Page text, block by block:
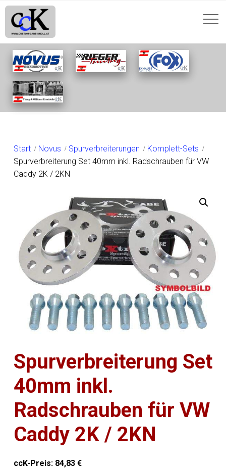
SHOP
Start Novus Spurverbreiterungen
Komplett-Sets
Spurverbreiterung Set 40mm inkl. Radschrauben für VW
Caddy 2K / 2KN
Spurverbreiterung Set
40mm inkl.
Radschrauben für VW
Caddy 2K / 2KN
ccK-Preis: 84,83€